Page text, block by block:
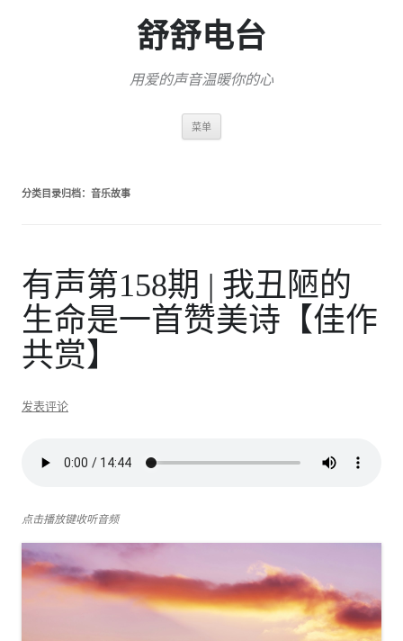
舒舒电台
用爱的声音温暖你的心
菜单
分类目录归档： 音乐故事
有声第158期 | 我丑陋的
生命是一首赞美诗【佳作
共赏】
发表评论
点击播放键收听音频